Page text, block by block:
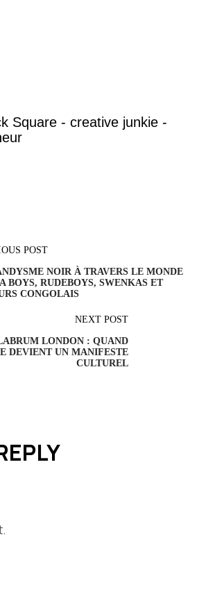
Square - creative junkie -
POST
NOIR À TRAVERS LE MONDE
BOYS, RUDEBOYS, SWENKAS ET
CONGOLAIS
NEXT POST
LONDON : QUAND
DEVIENT UN MANIFESTE
CULTUREL